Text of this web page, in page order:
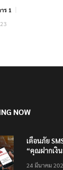
ร 1
NOW
เตือนภัย
“คุณฝากเงิน
200,000 บา
24 มีนาคม